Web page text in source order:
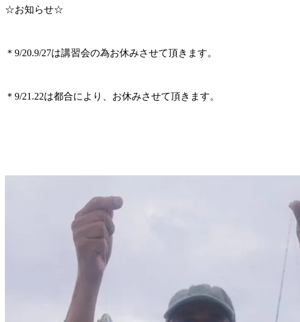
☆お知らせ☆
＊9/20.9/27は講習会の為お休みさせて頂きます。
＊9/21.22は都合により、お休みさせて頂きます。